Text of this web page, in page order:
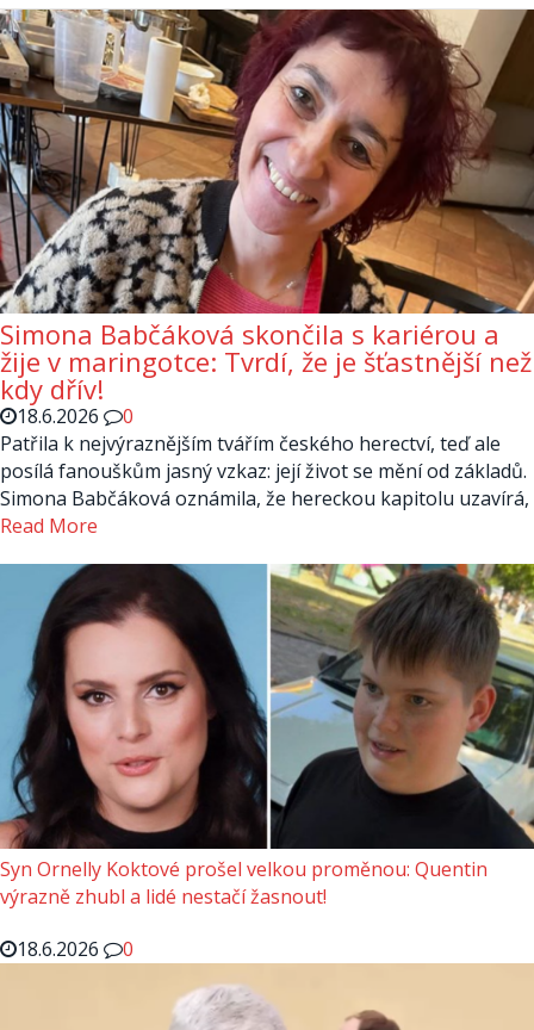
Simona Babčáková skončila s kariérou a
žije v maringotce: Tvrdí, že je šťastnější než
kdy dřív!
18.6.2026
0
Patřila k nejvýraznějším tvářím českého herectví, teď ale
posílá fanouškům jasný vzkaz: její život se mění od základů.
Simona Babčáková oznámila, že hereckou kapitolu uzavírá,
Read More
Syn Ornelly Koktové prošel velkou proměnou: Quentin
výrazně zhubl a lidé nestačí žasnout!
18.6.2026
0